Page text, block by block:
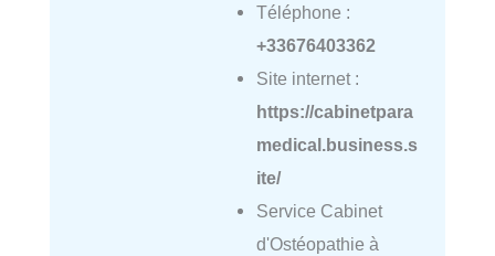
Téléphone :
+33676403362
Site internet :
https://cabinetpara
medical.business.s
ite/
Service Cabinet
d'Ostéopathie à